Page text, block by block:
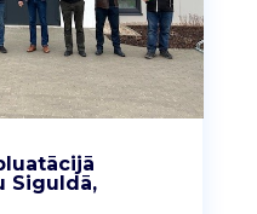
Siguldā,